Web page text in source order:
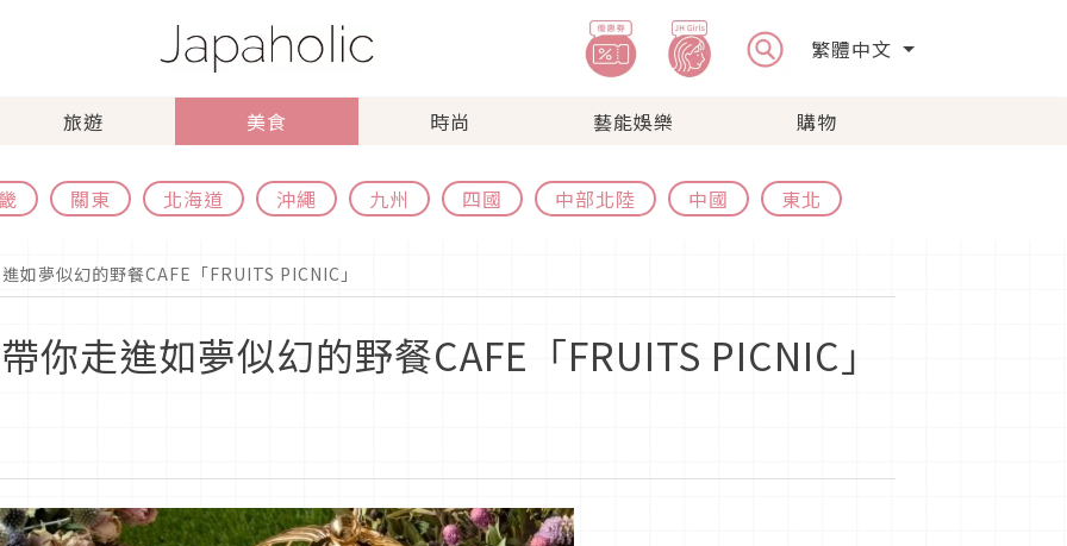
繁體中文
旅遊 美食 時尚 藝能娛樂 購物
關東 北海道 沖繩 九州 四國 中部北陸 中國 東北
如夢似幻的野餐CAFE「FRUITS PICNIC」
你走進如夢似幻的野餐CAFE「FRUITS PICNIC」